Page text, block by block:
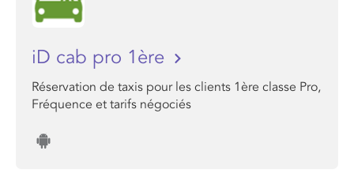
iD cab pro 1ère
Réservation de taxis pour les clients 1ère classe Pro,
Fréquence et tarifs négociés